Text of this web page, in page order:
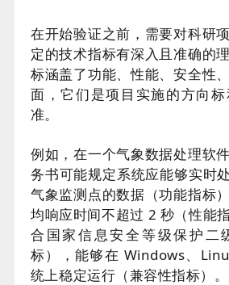
在开始验证之前，需要对科研
定的技术指标有深入且准确的
标涵盖了功能、性能、安全性
面，它们是项目实施的方向
准。
例如，在一个气象数据处理软
务书可能规定系统应能够实时
气象监测点的数据（功能指标
均响应时间不超过 2 秒（性能
合国家信息安全等级保护二
标），能够在 Windows、
统上稳定运行（兼容性指标）。